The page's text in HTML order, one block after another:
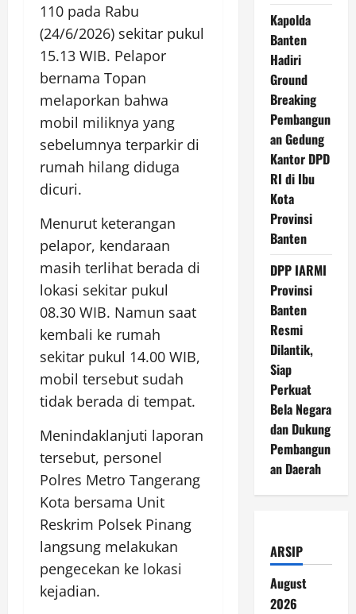
110 pada Rabu
(24/6/2026) sekitar pukul
15.13 WIB. Pelapor
bernama Topan
melaporkan bahwa
mobil miliknya yang
sebelumnya terparkir di
rumah hilang diduga
dicuri.
Menurut keterangan
pelapor, kendaraan
masih terlihat berada di
lokasi sekitar pukul
08.30 WIB. Namun saat
kembali ke rumah
sekitar pukul 14.00 WIB,
mobil tersebut sudah
tidak berada di tempat.
Menindaklanjuti laporan
tersebut, personel
Polres Metro Tangerang
Kota bersama Unit
Reskrim Polsek Pinang
langsung melakukan
pengecekan ke lokasi
kejadian.
Kapolda
Banten
Hadiri
Ground
Breaking
Pembangun
an Gedung
Kantor DPD
RI di Ibu
Kota
Provinsi
Banten
DPP IARMI
Provinsi
Banten
Resmi
Dilantik,
Siap
Perkuat
Bela Negara
dan Dukung
Pembangun
an Daerah
ARSIP
August
2026